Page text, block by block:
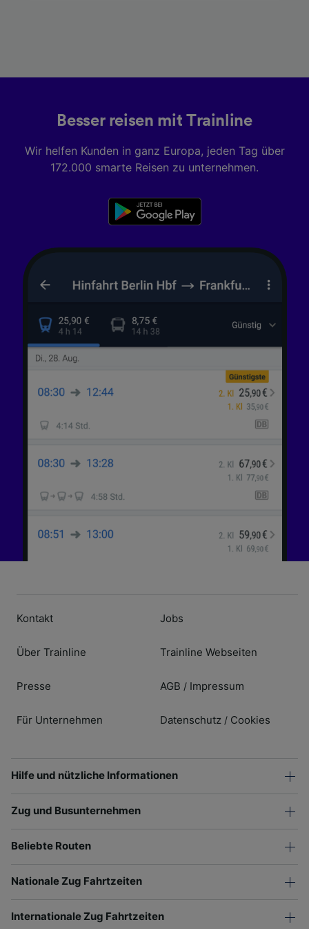
Besser reisen mit Trainline
Wir helfen Kunden in ganz Europa, jeden Tag über
172.000 smarte Reisen zu unternehmen.
Kontakt
Über Trainline
Presse
Für Unternehmen
Jobs
Trainline Webseiten
AGB / Impressum
Datenschutz / Cookies
Hilfe und nützliche Informationen
Zug und Busunternehmen
Beliebte Routen
Nationale Zug Fahrtzeiten
Internationale Zug Fahrtzeiten